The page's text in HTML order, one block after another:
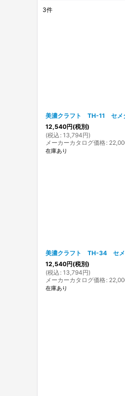
3件
美濃クラフト TH-11 セ
12,540円(税別)
(税込 : 13,794円)
メーカーカタログ価格:
在庫あり
美濃クラフト TH-34 セ
12,540円(税別)
(税込 : 13,794円)
メーカーカタログ価格:
在庫あり